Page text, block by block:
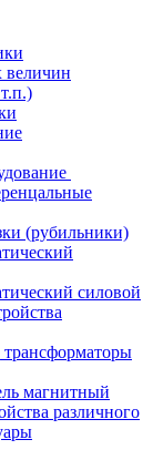
величин
(рубильники)
силовой
магнитный
различного